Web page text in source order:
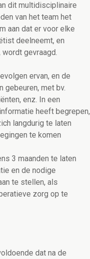
dit multidisciplinaire
van het team het
aan dat er voor elke
deelneemt, en
gevraagd.
ervan, en de
gebeuren, met bv.
enz. In een
heeft begrepen,
langdurig te laten
te komen
3 maanden te laten
en de nodige
te stellen, als
zorg op te
dat na de